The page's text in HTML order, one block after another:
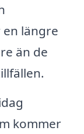
längre
än de
kommer